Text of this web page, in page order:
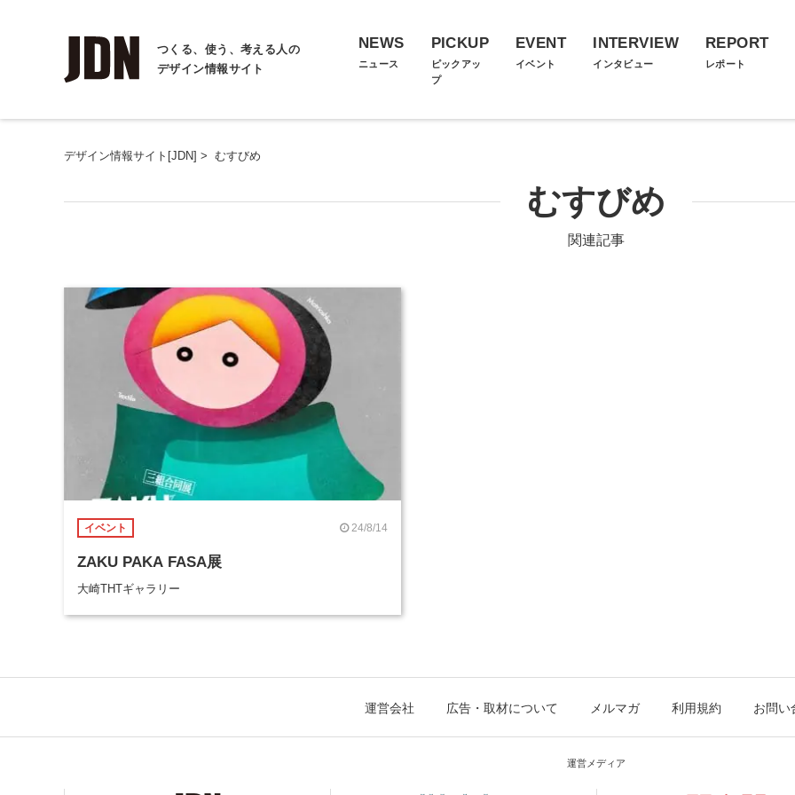
つくる、使う、考える人の
デザイン情報サイト
NEWS
ニュース
PICKUP
ピックアッ
プ
EVENT
イベント
INTERVIEW
インタビュー
REPORT
レポート
デザイン情報サイト[JDN] > むすびめ
むすびめ
関連記事
イベント 24/8/14
ZAKU PAKA FASA展
大崎THTギャラリー
運営会社 広告・取材について メルマガ 利用規約 お問い
運営メディア